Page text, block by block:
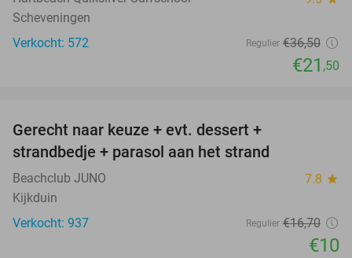
Scheveningen
Verkocht: 572
Regulier €36,50
€21 ,50
Gerecht naar keuze + evt. dessert +
strandbedje + parasol aan het strand
Beachclub JUNO 7.8 star
Kijkduin
Verkocht: 937
Regulier €16,70
€10